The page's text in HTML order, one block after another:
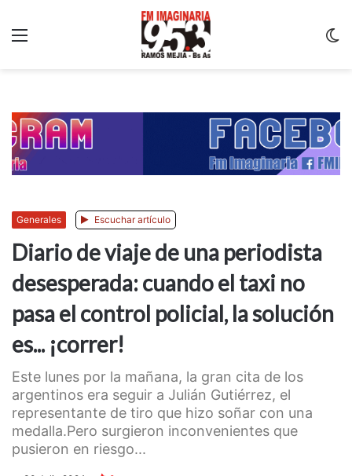
Generales Escuchar artículo
Diario de viaje de una periodista
desesperada: cuando el taxi no
pasa el control policial, la solución
es... ¡correr!
Este lunes por la mañana, la gran cita de los
argentinos era seguir a Julián Gutiérrez, el
representante de tiro que hizo soñar con una
medalla.Pero surgieron inconvenientes que
pusieron en riesgo...